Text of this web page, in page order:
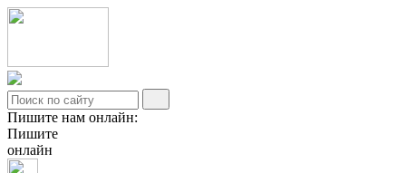
Пишите нам онлайн:
Пишите
онлайн